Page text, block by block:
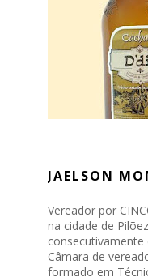
JAELSON
Vereador por
na cidade de
consecutivamente
Câmara de
formado em